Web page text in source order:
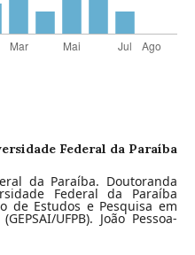
Federal da Paraíba
da Paraíba. Doutoranda
Federal da Paraíba
de Estudos e Pesquisa em
UFPB). João Pessoa-